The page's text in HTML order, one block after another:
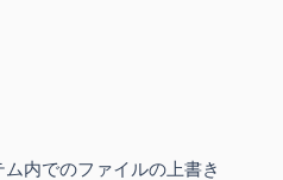
内でのファイルの上書き